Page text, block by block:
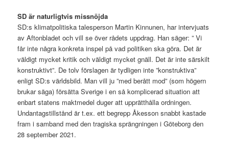
SD är naturligtvis missnöjda
SD:s klimatpolitiska talesperson Martin Kinnunen, har intervjuats
av Aftonbladet och vill se över rådets uppdrag. Han säger: ” Vi
får inte några konkreta inspel på vad politiken ska göra. Det är
väldigt mycket kritik och väldigt mycket gnäll. Det är inte särskilt
konstruktivt”. De tolv förslagen är tydligen inte ”konstruktiva”
enligt SD:s världsbild. Man vill ju ”med berått mod” (som högern
brukar säga) försätta Sverige i en så komplicerad situation att
enbart statens maktmedel duger att upprätthålla ordningen.
Undantagstillstånd är t.ex. ett begrepp Åkesson snabbt kastade
fram i samband med den tragiska sprängningen i Göteborg den
28 september 2021.